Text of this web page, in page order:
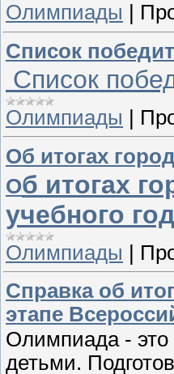
Олимпиады
Список
Список
Олимпиады
Об итогах
Об итогах
учебного
Олимпиады |
Справка об
этапе
Олимпиада -
детьми.